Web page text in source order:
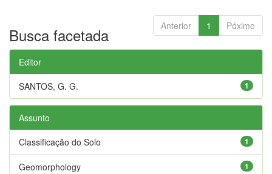
Anterior 1 Póximo
Busca facetada
Editor
1
SANTOS, G. G.
Assunto
1
Classificação do Solo
1
Geomorphology